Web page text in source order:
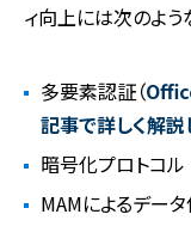
ィ向上には次のよう
多要素認証（
記事で詳しく解説
暗号化プロトコル
MAMによるデー